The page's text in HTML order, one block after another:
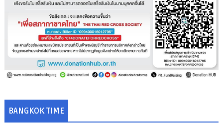
BANGKOK TIME